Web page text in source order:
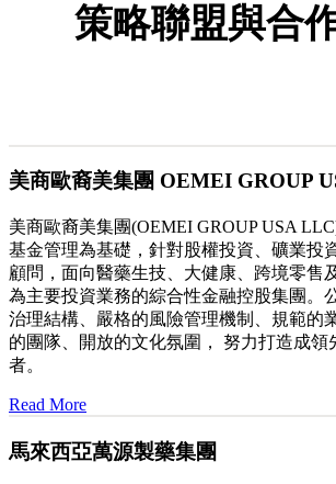
策略聯盟與合
美商歐裔美集團 OEMEI GROUP
美商歐裔美集團(OEMEI GROUP USA
基金管理為基礎，針對股權投資、礦業投
顧問，面向醫藥生技、大健康、跨境零售
為主要投資業務的綜合性金融控股集團。
治理結構、嚴格的風險管理機制、規範的
的團隊、開放的文化氛圍， 努力打造成領
者。
Read More
馬來西亞萬源製藥集團